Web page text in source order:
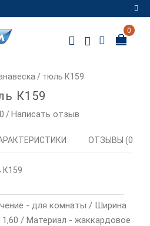
Регистрация
товаров0
0
/ тюль К159
К159
/Написать отзыв
ОТЗЫВЫ (0)
- для комнаты / Ширина
/ Материал - жаккардовое